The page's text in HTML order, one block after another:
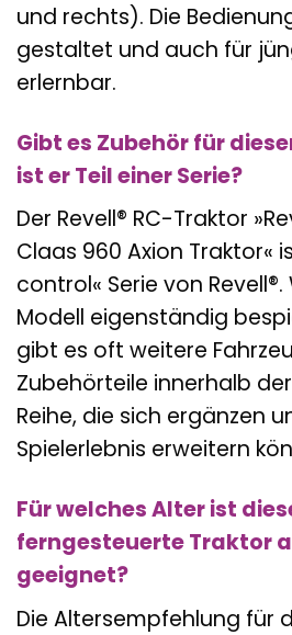
und rechts). Die
gestaltet und auch für
erlernbar.
Gibt es Zubehör für
ist er Teil einer Serie?
Der Revell® RC-Traktor
Claas 960 Axion Traktor«
control« Serie von
Modell eigenständig
gibt es oft weitere
Zubehörteile innerhalb
Reihe, die sich ergänzen
Spielerlebnis erweitern
Für welches Alter ist
ferngesteuerte Traktor
geeignet?
Die Altersempfehlung für